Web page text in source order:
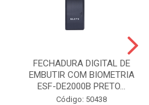
FECHADURA DIGITAL DE
EMBUTIR COM BIOMETRIA
ESF-DE2000B PRETO...
Código: 50438